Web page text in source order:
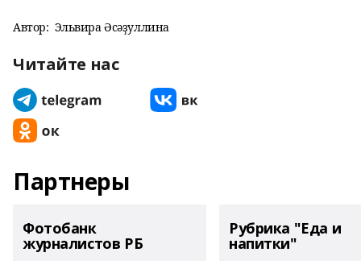
Автор: Эльвира Әсәҙуллина
Читайте нас
Партнеры
Фотобанк
журналистов РБ
Рубрика "Еда и
напитки"